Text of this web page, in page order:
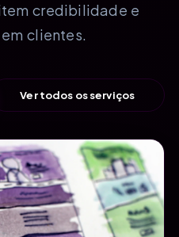
credibilidade e
clientes.
Ver todos os serviços